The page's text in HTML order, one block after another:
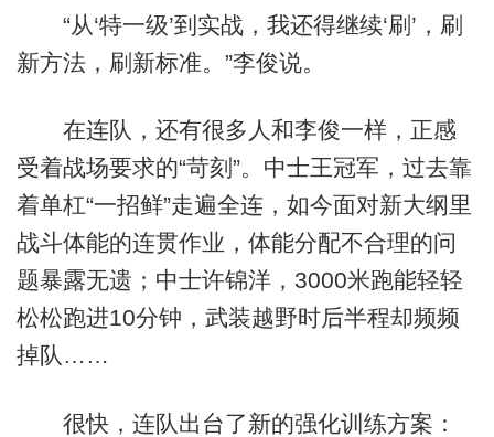
“从‘特一级’到实战，我还得继续‘刷’，刷
新方法，刷新标准。”李俊说。
在连队，还有很多人和李俊一样，正感
受着战场要求的“苛刻”。中士王冠军，过去靠
着单杠“一招鲜”走遍全连，如今面对新大纲里
战斗体能的连贯作业，体能分配不合理的问
题暴露无遗；中士许锦洋，3000米跑能轻轻
松松跑进10分钟，武装越野时后半程却频频
掉队……
很快，连队出台了新的强化训练方案：